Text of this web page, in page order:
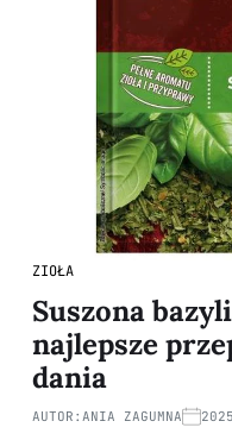
ZIOŁA
Suszona
najlepsze
dania
AUTOR: ANIA ZAGUMNA